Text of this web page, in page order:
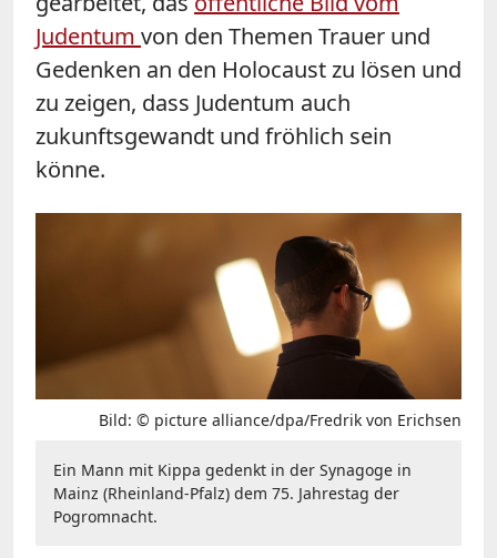
Judentum von den Themen Trauer und
Gedenken an den Holocaust zu lösen und
zu zeigen, dass Judentum auch
zukunftsgewandt und fröhlich sein
könne.
Bild: © picture alliance/dpa/Fredrik von Erichsen
Ein Mann mit Kippa gedenkt in der Synagoge in
Mainz (Rheinland-Pfalz) dem 75. Jahrestag der
Pogromnacht.